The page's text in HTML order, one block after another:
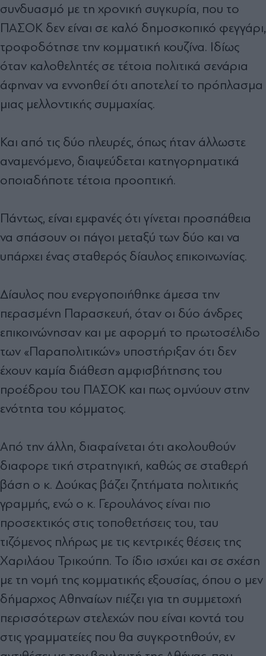
συνδυασµό µε τη χρονική συγκυρία, που το
ΠΑΣΟΚ δεν είναι σε καλό δηµοσκοπικό φεγγάρι,
τροφοδότησε την κοµµατική κουζίνα. Ιδίως
όταν καλοθελητές σε τέτοια πολιτικά σενάρια
άφηναν να εννοηθεί ότι αποτελεί το πρόπλασµα
µιας µελλοντικής συµµαχίας.
Και από τις δύο πλευρές, όπως ήταν άλλωστε
αναµενόµενο, διαψεύδεται κατηγορηµατικά
οποιαδήποτε τέτοια προοπτική.
Πάντως, είναι εµφανές ότι γίνεται προσπάθεια
να σπάσουν οι πάγοι µεταξύ των δύο και να
υπάρχει ένας σταθερός δίαυλος επικοινωνίας.
∆ίαυλος που ενεργοποιήθηκε άµεσα την
περασµένη Παρασκευή, όταν οι δύο άνδρες
επικοινώνησαν και µε αφορµή το πρωτοσέλιδο
των «Παραπολιτικών» υποστήριξαν ότι δεν
έχουν καµία διάθεση αµφισβήτησης του
προέδρου του ΠΑΣΟΚ και πως οµνύουν στην
ενότητα του κόµµατος.
Από την άλλη, διαφαίνεται ότι ακολουθούν
διαφορε τική στρατηγική, καθώς σε σταθερή
βάση ο κ. ∆ούκας βάζει ζητήµατα πολιτικής
γραµµής, ενώ ο κ. Γερουλάνος είναι πιο
προσεκτικός στις τοποθετήσεις του, ταυ
τιζόµενος πλήρως µε τις κεντρικές θέσεις της
Χαριλάου Τρικούπη. Το ίδιο ισχύει και σε σχέση
µε τη νοµή της κοµµατικής εξουσίας, όπου ο µεν
δήµαρχος Αθηναίων πιέζει για τη συµµετοχή
περισσότερων στελεχών που είναι κοντά του
στις γραµµατείες που θα συγκροτηθούν, εν